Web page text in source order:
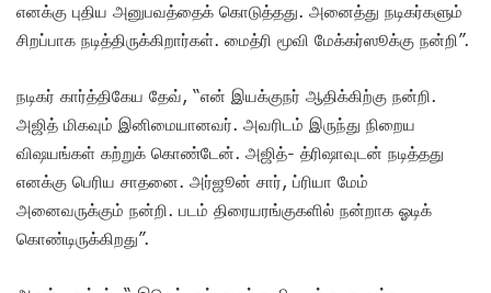
எனக்கு புதிய அனுபவத்தைக் கொடுத்தது. அனைத்து நடிகர்களும்
சிறப்பாக நடித்திருக்கிறார்கள். மைத்ரி மூவி மேக்கர்ஸூக்கு நன்றி”.
நடிகர் கார்த்திகேய தேவ், “என் இயக்குநர் ஆதிக்கிற்கு நன்றி.
அஜித் மிகவும் இனிமையானவர். அவரிடம் இருந்து நிறைய
விஷயங்கள் கற்றுக் கொண்டேன். அஜித்- த்ரிஷாவுடன் நடித்தது
எனக்கு பெரிய சாதனை. அர்ஜூன் சார், ப்ரியா மேம்
அனைவருக்கும் நன்றி. படம் திரையரங்குகளில் நன்றாக ஓடிக்
கொண்டிருக்கிறது”.